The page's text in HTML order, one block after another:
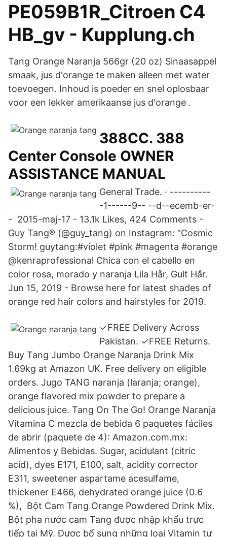
PE059B1R_Citroen C4
HB_gv - Kupplung.ch
Tang Orange Naranja 566gr (20 oz) Sinaasappel
smaak, jus d'orange te maken alleen met water
toevoegen. Inhoud is poeder en snel oplosbaar
voor een lekker amerikaanse jus d'orange .
388CC. 388
Center Console OWNER
ASSISTANCE MANUAL
General Trade. · ----------
-1------9-- --d--ecemb-er-
- 2015-maj-17 - 13.1k Likes, 424 Comments -
Guy Tang® (@guy_tang) on Instagram: “Cosmic
Storm! guytang:#violet #pink #magenta #orange
@kenraprofessional Chica con el cabello en
color rosa, morado y naranja Lila Hår, Gult Hår.
Jun 15, 2019 - Browse here for latest shades of
orange red hair colors and hairstyles for 2019.
✓FREE Delivery Across
Pakistan. ✓FREE Returns.
Buy Tang Jumbo Orange Naranja Drink Mix
1.69kg at Amazon UK. Free delivery on eligible
orders. Jugo TANG naranja (laranja; orange),
orange flavored mix powder to prepare a
delicious juice. Tang On The Go! Orange Naranja
Vitamina C mezcla de bebida 6 paquetes fáciles
de abrir (paquete de 4): Amazon.com.mx:
Alimentos y Bebidas. Sugar, acidulant (citric
acid), dyes E171, E100, salt, acidity corrector
E311, sweetener aspartame acesulfame,
thickener E466, dehydrated orange juice (0.6
%), Bột Cam Tang Orange Powdered Drink Mix.
Bột pha nước cam Tang được nhập khẩu trực
tiếp tại Mỹ. Được bổ sung những loại Vitamin tự